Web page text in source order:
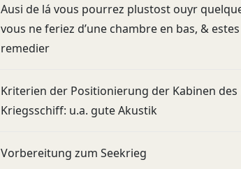
Ausi de lá vous pourrez plustost ouyr
vous ne feriez d’une chambre en bas, &
remedier
Kriterien der Positionierung der Kabinen
Kriegsschiff: u.a. gute Akustik
Vorbereitung zum Seekrieg